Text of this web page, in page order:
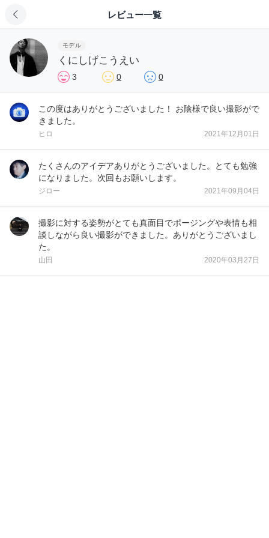
レビュー一覧
モデル
くにしげこうえい
3 0 0
この度はありがとうございました！ お陰様で良い撮影がで
きました。
ヒロ 2021年12月01日
たくさんのアイデアありがとうございました。とても勉強
になりました。次回もお願いします。
ジロー 2021年09月04日
撮影に対する姿勢がとても真面目でポージングや表情も相
談しながら良い撮影ができました。ありがとうございまし
た。
山田 2020年03月27日